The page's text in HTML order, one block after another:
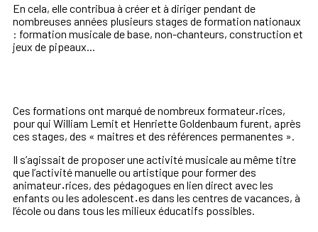
En cela, elle contribua à créer et à diriger pendant de
nombreuses années plusieurs stages de formation nationaux
: formation musicale de base, non-chanteurs, construction et
jeux de pipeaux...
Ces formations ont marqué de nombreux formateur·rices,
pour qui William Lemit et Henriette Goldenbaum furent, après
ces stages, des « maitres et des références permanentes ».
Il s’agissait de proposer une activité musicale au même titre
quel’activité manuelle ou artistique pour former des
animateur·rices, des pédagogues en lien direct avec les
enfants ou les adolescent·es dans les centres de vacances, à
l’école ou dans tous les milieux éducatifs possibles.